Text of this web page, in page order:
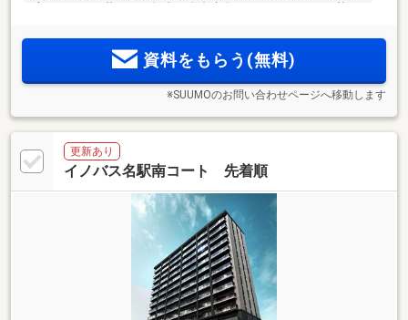
心のセキュリティ。事前案内会開催中！来場予約受付中！
資料をもらう(無料)
※SUUMOのお問い合わせページへ移動します
更新あり
イノバス名駅南コート 先着順